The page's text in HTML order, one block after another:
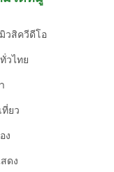
วสิควีดีโอ
วไทย
ที่ยว
ง
ดง